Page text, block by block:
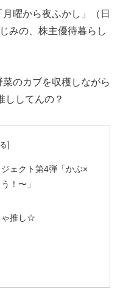
曜から夜ふかし」（日
みの、株主優待暮らし
のカブを収穫しながら
ししてんの？
ェクト第4弾「かぶ×
！〜」
ゃ推し☆